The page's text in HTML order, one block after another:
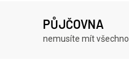
PŮJČOVNA
nemusíte mít všechno